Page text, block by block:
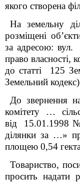
якого створена
На земельну
розміщені
за адресою:
право власності,
до статті 125
Земельний
До звернення
комітету …
від 15.01.1998
ділянки за …»
площею 0,54
Товариство,
просить надати